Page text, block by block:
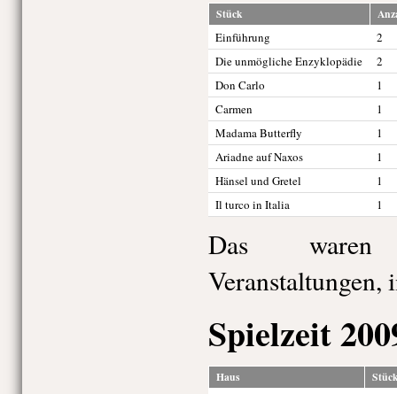
Stück
Einführung
2
Die unmögliche Enzyklopädie
2
Don Carlo
1
Carmen
1
Madama Butterfly
1
Ariadne auf Naxos
1
Hänsel und Gretel
1
Il turco in Italia
1
Das waren
Veranstaltungen,
Spielzeit
Haus